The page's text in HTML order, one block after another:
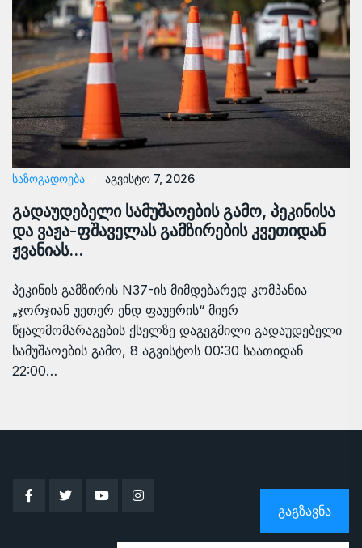
ᲡᲐᲖᲝᲒᲐᲓᲝᲔᲑᲐ აგვისტო 7, 2026
გადაუდებელი სამუშაოების გამო, პეკინისა
და ვაჟა-ფშაველას გამზირების კვეთიდან
ჟვანიას…
პეკინის გამზირის N37-ის მიმდებარედ კომპანია
„ჯორჯიან უეთერ ენდ ფაუერის“ მიერ
წყალმომარაგების ქსელზე დაგეგმილი გადაუდებელი
სამუშაოების გამო, 8 აგვისტოს 00:30 საათიდან
22:00…
ᲒᲐᲒᲖᲐᲕᲜᲐ